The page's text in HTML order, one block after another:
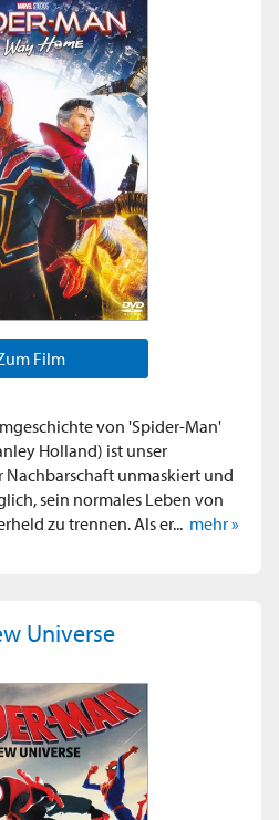
Film
von 'Spider-Man'
Holland) ist unser
unmaskiert und
sein normales Leben von
zu trennen. Als er... mehr »
Universe